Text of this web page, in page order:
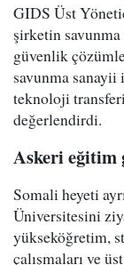
GIDS Üst
şirketin
güvenlik
savunma
teknoloji
değerlendirdi.
Askeri eğitim
Somali heyeti
Üniversitesini
yükseköğretim,
çalışmaları ve